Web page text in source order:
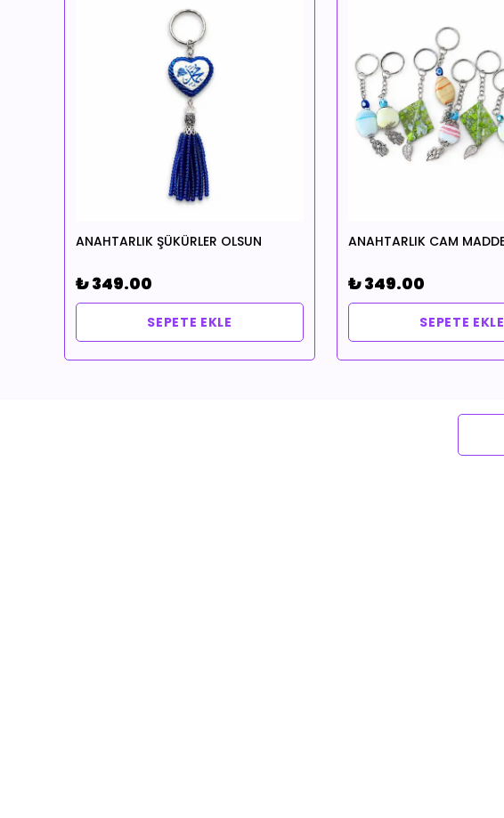
ANAHTARLIK ŞÜKÜRLER OLSUN
₺ 349.00
SEPETE EKLE
₺ 349.00
SEPETE EKLE